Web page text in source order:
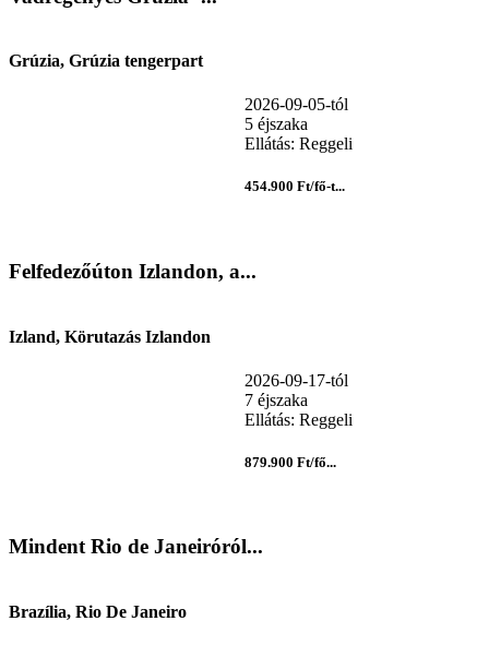
Grúzia, Grúzia tengerpart
2026-09-05-tól
5 éjszaka
Ellátás: Reggeli
454.900 Ft/fő-t...
Felfedezőúton Izlandon, a...
Izland, Körutazás Izlandon
2026-09-17-tól
7 éjszaka
Ellátás: Reggeli
879.900 Ft/fő...
Mindent Rio de Janeiróról...
Brazília, Rio De Janeiro